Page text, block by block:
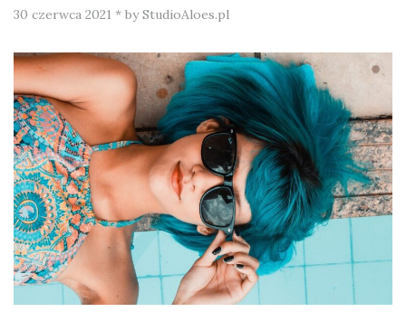
30 czerwca 2021 * by StudioAloes.pl